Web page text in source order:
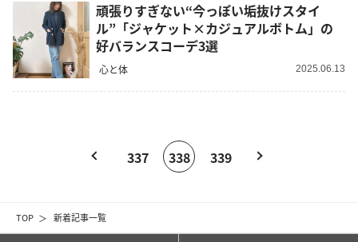
TOP 新着記事一覧
頑張りすぎない“今っぽい垢抜けスタイ
ル”「ジャケット×カジュアルボトム」の
好バランスコーデ3選
心と体 2025.06.13
337 338 339